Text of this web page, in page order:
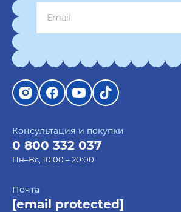
Консультация и покупки
0 800 332 037
Пн–Вс, 10:00 – 20:00
Почта
[email protected]